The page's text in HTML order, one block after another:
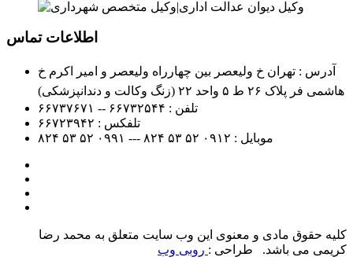
اطلاعات تماس
آدرس : تهران خ ولیعصر بین چهارراه ولیعصر و امیر اکرم خ
هاشمی فر پلاک ۲۶ ط ۵ واحد ۲۲ (زنگ وکالت و دندانپزشکی)
تلفن : ۶۶۷۳۲۵۴۴ -- ۶۶۷۳۷۶۷۱
تلفکس : ۶۶۷۲۳۹۴۲
موبایل : ۰۹۱۲ ۵۲ ۵۳ ۸۲۴ --- ۰۹۹۱ ۵۲ ۵۳ ۸۲۴
کلیه حقوق مادی و معنوی این وب سایت متعلق به محمد رضا
کریمی می باشد. طراحی : روبی وب